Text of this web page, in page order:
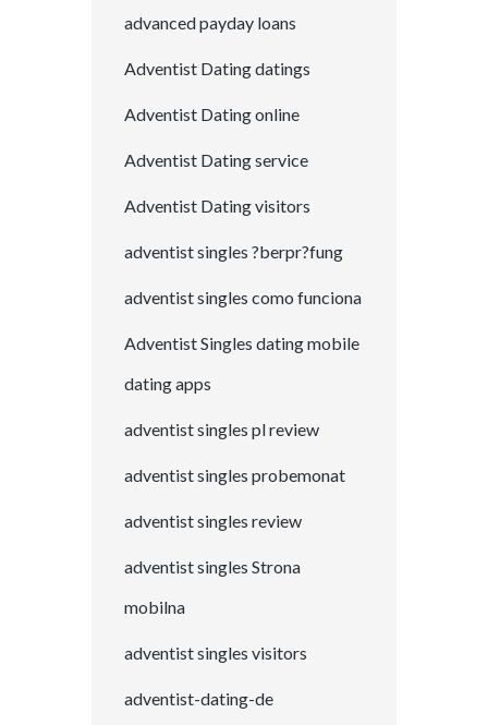
advanced payday loans
Adventist Dating datings
Adventist Dating online
Adventist Dating service
Adventist Dating visitors
adventist singles ?berpr?fung
adventist singles como funciona
Adventist Singles dating mobile
dating apps
adventist singles pl review
adventist singles probemonat
adventist singles review
adventist singles Strona
mobilna
adventist singles visitors
adventist-dating-de